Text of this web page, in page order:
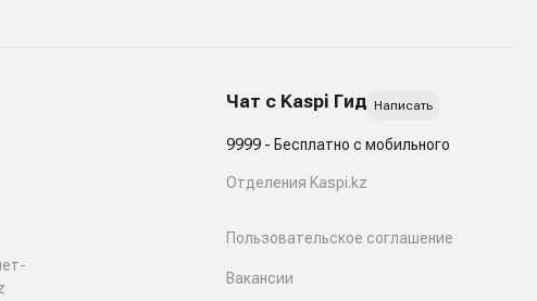
Чат с Kaspi Гид Написать
9999 - Бесплатно с мобильного
Отделения Kaspi.kz
Пользовательское соглашение
Вакансии